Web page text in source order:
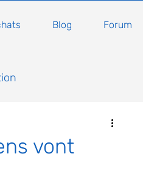
Blog Forum
vont